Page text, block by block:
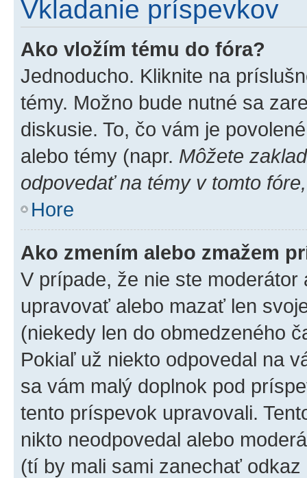
Vkladanie príspevkov
Ako vložím tému do fóra?
Jednoducho. Kliknite na
témy. Možno bude nutné sa
diskusie. To, čo vám je
alebo témy (napr. Môžete
odpovedať na témy v tomto
Hore
Ako zmením alebo zmažem
V prípade, že nie ste
upravovať alebo mazať len
(niekedy len do obmedzeného
Pokiaľ už niekto odpovedal na
sa vám malý doplnok pod
tento príspevok upravovali.
nikto neodpovedal alebo
(tí by mali sami zanechať